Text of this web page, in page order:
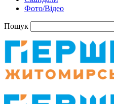
Фото/Відео
Пошук